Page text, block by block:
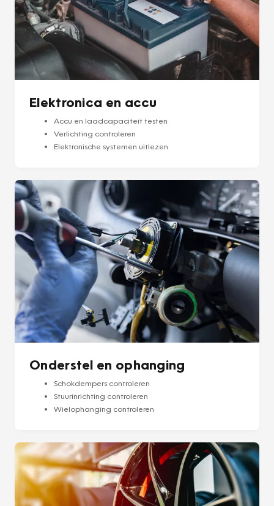
Elektronica en accu
Accu en laadcapaciteit testen
Verlichting controleren
Elektronische systemen uitlezen
Onderstel en ophanging
Schokdempers controleren
Stuurinrichting controleren
Wielophanging controleren